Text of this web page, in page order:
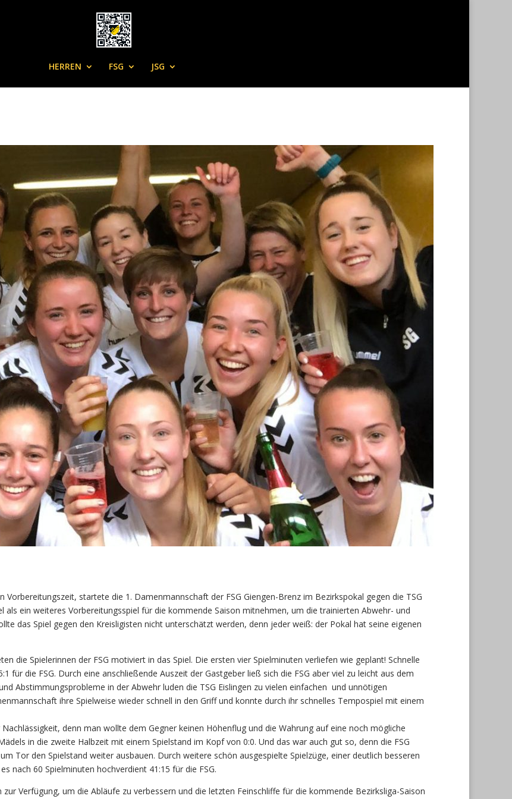
HERREN FSG JSG
startete die 1. Damenmannschaft der FSG Giengen-Brenz im Bezirkspokal gegen die TSG
als ein weiteres Vorbereitungsspiel für die kommende Saison mitnehmen, um die trainierten Abwehr- und
das Spiel gegen den Kreisligisten nicht unterschätzt werden, denn jeder weiß: der Pokal hat seine eigenen
die Spielerinnen der FSG motiviert in das Spiel. Die ersten vier Spielminuten verliefen wie geplant! Schnelle
für die FSG. Durch eine anschließende Auszeit der Gastgeber ließ sich die FSG aber viel zu leicht aus dem
Abstimmungsprobleme in der Abwehr luden die TSG Eislingen zu vielen einfachen und unnötigen
ihre Spielweise wieder schnell in den Griff und konnte durch ihr schnelles Tempospiel mit einem
denn man wollte dem Gegner keinen Höhenflug und die Wahrung auf eine noch mögliche
in die zweite Halbzeit mit einem Spielstand im Kopf von 0:0. Und das war auch gut so, denn die FSG
Tor den Spielstand weiter ausbauen. Durch weitere schön ausgespielte Spielzüge, einer deutlich besseren
nach 60 Spielminuten hochverdient 41:15 für die FSG.
Verfügung, um die Abläufe zu verbessern und die letzten Feinschliffe für die kommende Bezirksliga-Saison